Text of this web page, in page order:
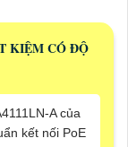
KIỆM CÓ ĐỘ
A của
kết nối PoE